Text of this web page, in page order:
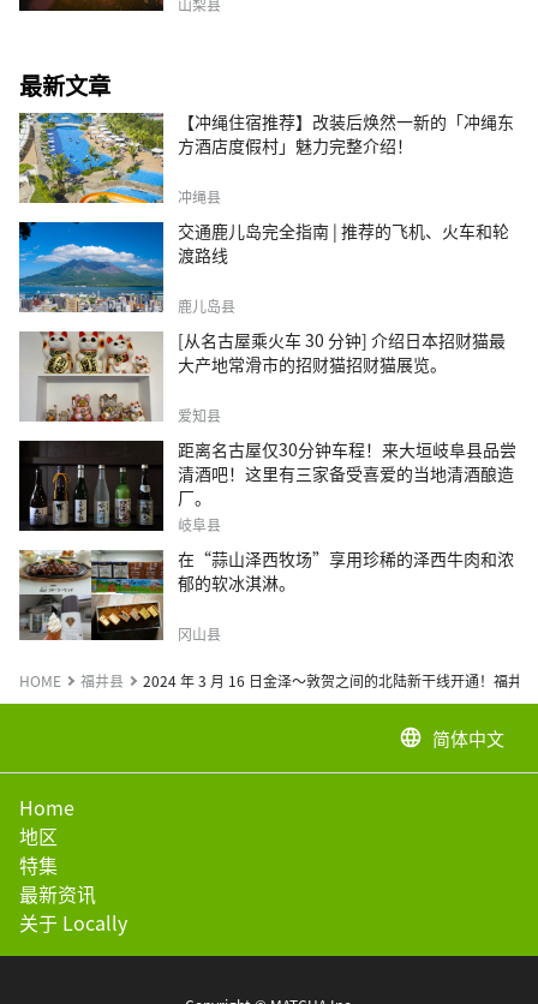
最新文章
【冲绳住宿推荐】改装后焕然一新的「冲绳东
方酒店度假村」魅力完整介绍！
冲绳县
交通鹿儿岛完全指南 | 推荐的飞机、火车和轮
渡路线
鹿儿岛县
[从名古屋乘火车 30 分钟] 介绍日本招财猫最
大产地常滑市的招财猫招财猫展览。
爱知县
距离名古屋仅30分钟车程！来大垣岐阜县品尝
清酒吧！这里有三家备受喜爱的当地清酒酿造
厂。
岐阜县
在“蒜山泽西牧场”享用珍稀的泽西牛肉和浓
郁的软冰淇淋。
冈山县
HOME 福井县 2024 年 3 月 16 日金泽～敦贺之间的北陆新干线开通！福井
language 简体中文
Home
地区
特集
最新资讯
关于 Locally